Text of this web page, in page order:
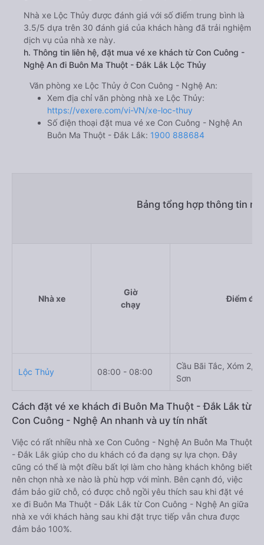
Nhà xe Lộc Thủy được đánh giá với số điểm trung bình là
3.5/5 dựa trên 30 đánh giá của khách hàng đã trải nghiệm
dịch vụ của nhà xe này.
h. Thông tin liên hệ, đặt mua vé xe khách từ Con Cuông -
Nghệ An đi Buôn Ma Thuột - Đắk Lắk Lộc Thủy
Văn phòng xe Lộc Thủy ở Con Cuông - Nghệ An:
Xem địa chỉ văn phòng nhà xe Lộc Thủy:
https://vexere.com/vi-VN/xe-loc-thuy
Số điện thoại đặt mua vé xe Con Cuông - Nghệ An
Buôn Ma Thuột - Đắk Lắk: 1900 888684
Bảng tổng hợp thông tin
Nhà xe
Giờ
chạy
Điểm đi
Lộc Thủy 08:00 - 08:00
Cầu Bãi Tắc, Xóm 2,
Sơn
Cách đặt vé xe khách đi Buôn Ma Thuột - Đắk Lắk từ
Con Cuông - Nghệ An nhanh và uy tín nhất
Việc có rất nhiều nhà xe Con Cuông - Nghệ An Buôn Ma Thuột
- Đắk Lắk giúp cho du khách có đa dạng sự lựa chọn. Đây
cũng có thể là một điều bất lợi làm cho hàng khách không biết
nên chọn nhà xe nào là phù hợp với mình. Bên cạnh đó, việc
đảm bảo giữ chỗ, có được chỗ ngồi yêu thích sau khi đặt vé
xe đi Buôn Ma Thuột - Đắk Lắk từ Con Cuông - Nghệ An giữa
nhà xe với khách hàng sau khi đặt trực tiếp vẫn chưa được
đảm bảo 100%.